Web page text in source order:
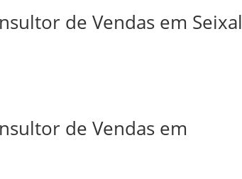
de Vendas em Seixal
de Vendas em